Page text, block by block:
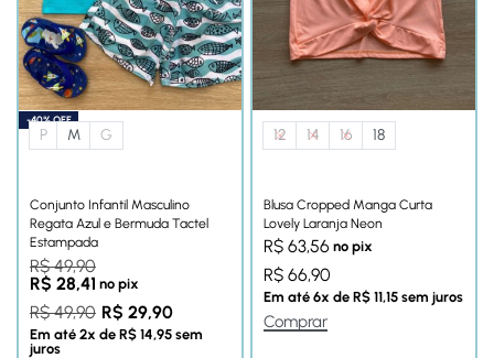
-40% OFF
P M G
Conjunto Infantil Masculino
Regata Azul e Bermuda Tactel
Estampada
R$49,90
R$ 28,41 no pix
R$49,90 R$ 29,90
Em até 2x de R$ 14,95 sem
juros
12 14 16 18
Blusa Cropped Manga Curta
Lovely Laranja Neon
R$ 63,56 no pix
R$ 66,90
Em até 6x de R$ 11,15 sem juros
Comprar